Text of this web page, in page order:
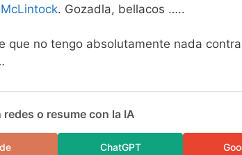
McLintock. Gozadla, bellacos …..
que no tengo absolutamente nada
redes o resume con la IA
ChatGPT